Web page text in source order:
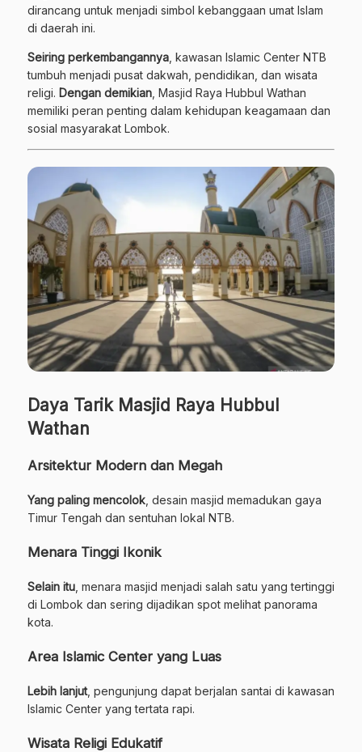
dirancang untuk menjadi simbol kebanggaan umat Islam
di daerah ini.
Seiring perkembangannya , kawasan Islamic Center NTB
tumbuh menjadi pusat dakwah, pendidikan, dan wisata
religi. Dengan demikian , Masjid Raya Hubbul Wathan
memiliki peran penting dalam kehidupan keagamaan dan
sosial masyarakat Lombok.
Daya Tarik Masjid Raya Hubbul
Wathan
Arsitektur Modern dan Megah
Yang paling mencolok , desain masjid memadukan gaya
Timur Tengah dan sentuhan lokal NTB.
Menara Tinggi Ikonik
Selain itu , menara masjid menjadi salah satu yang tertinggi
di Lombok dan sering dijadikan spot melihat panorama
kota.
Area Islamic Center yang Luas
Lebih lanjut, pengunjung dapat berjalan santai di kawasan
Islamic Center yang tertata rapi.
Wisata Religi Edukatif